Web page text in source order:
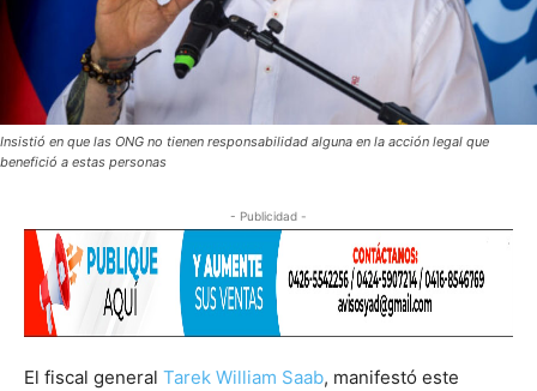
Insistió en que las ONG no tienen responsabilidad alguna en la acción legal que
benefició a estas personas
- Publicidad -
El fiscal general Tarek William Saab, manifestó este